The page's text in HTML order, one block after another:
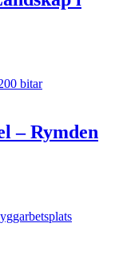
– Rymden